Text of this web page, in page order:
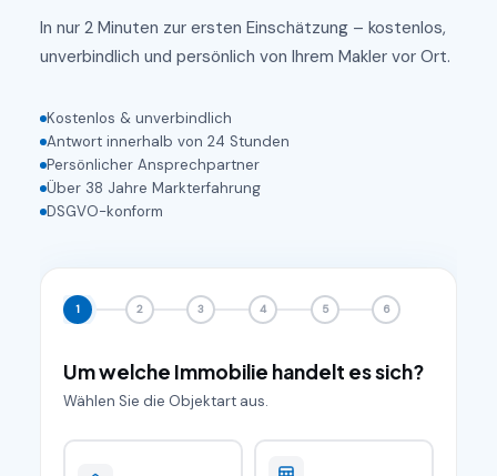
In nur 2 Minuten zur ersten Einschätzung – kostenlos,
unverbindlich und persönlich von Ihrem Makler vor Ort.
Kostenlos & unverbindlich
Antwort innerhalb von 24 Stunden
Persönlicher Ansprechpartner
Über 38 Jahre Markterfahrung
DSGVO-konform
1 2 3 4 5 6
Um welche Immobilie handelt es sich?
Wählen Sie die Objektart aus.